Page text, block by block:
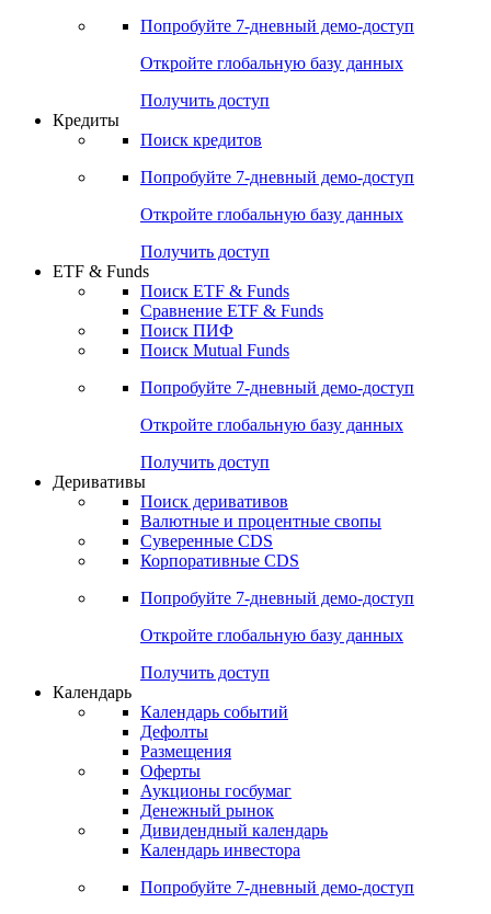
Попробуйте 7-дневный демо-доступ
Откройте глобальную базу данных
Получить доступ
Кредиты
Поиск кредитов
Попробуйте 7-дневный демо-доступ
Откройте глобальную базу данных
Получить доступ
ETF & Funds
Поиск ETF & Funds
Сравнение ETF & Funds
Поиск ПИФ
Поиск Mutual Funds
Попробуйте 7-дневный демо-доступ
Откройте глобальную базу данных
Получить доступ
Деривативы
Поиск деривативов
Валютные и процентные свопы
Суверенные CDS
Корпоративные CDS
Попробуйте 7-дневный демо-доступ
Откройте глобальную базу данных
Получить доступ
Календарь
Календарь событий
Дефолты
Размещения
Оферты
Аукционы госбумаг
Денежный рынок
Дивидендный календарь
Календарь инвестора
Попробуйте 7-дневный демо-доступ